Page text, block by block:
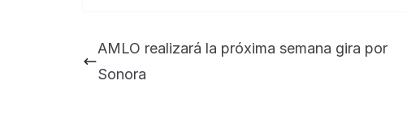
AMLO realizará la próxima semana gira por
Sonora